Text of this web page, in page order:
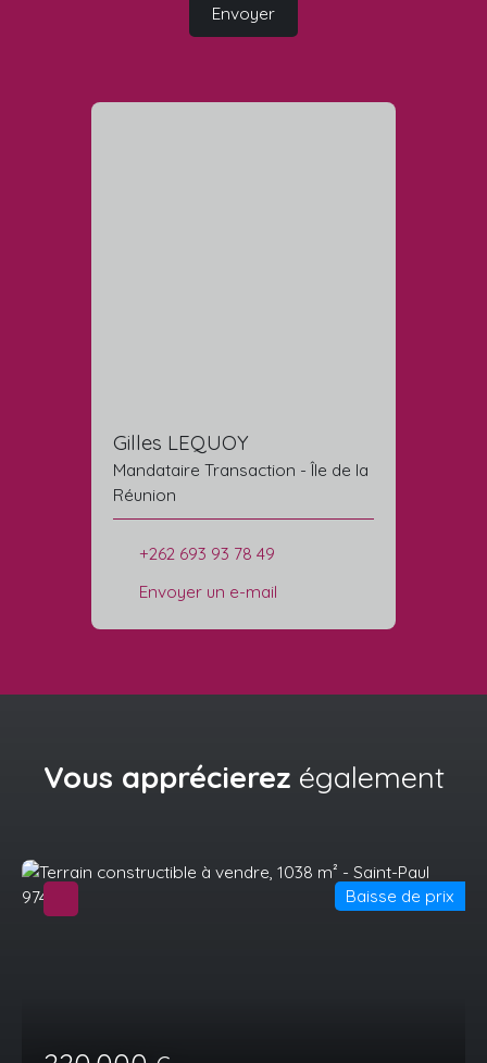
Envoyer
Gilles LEQUOY
Mandataire Transaction - Île de la
Réunion
+262 693 93 78 49
Envoyer un e-mail
Vous apprécierez également
Baisse de prix